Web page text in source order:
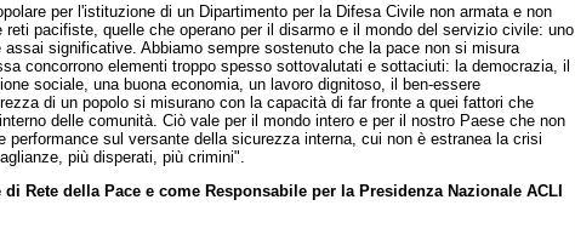
per l'istituzione di un Dipartimento per la Difesa Civile non armata e non
pacifiste, quelle che operano per il disarmo e il mondo del servizio civile: uno
significative. Abbiamo sempre sostenuto che la pace non si misura
concorrono elementi troppo spesso sottovalutati e sottaciuti: la democrazia, il
sociale, una buona economia, un lavoro dignitoso, il ben-essere
di un popolo si misurano con la capacità di far fronte a quei fattori che
delle comunità. Ciò vale per il mondo intero e per il nostro Paese che non
performance sul versante della sicurezza interna, cui non è estranea la crisi
più disperati, più crimini".
Rete della Pace e come Responsabile per la Presidenza Nazionale ACLI